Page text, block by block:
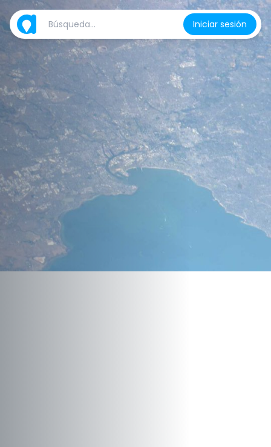
Iniciar sesión